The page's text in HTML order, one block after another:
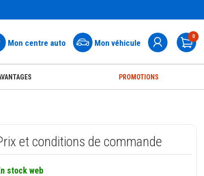
Mon centre auto Mon véhicule
0
PROMOTIONS
et conditions de commande
stock web